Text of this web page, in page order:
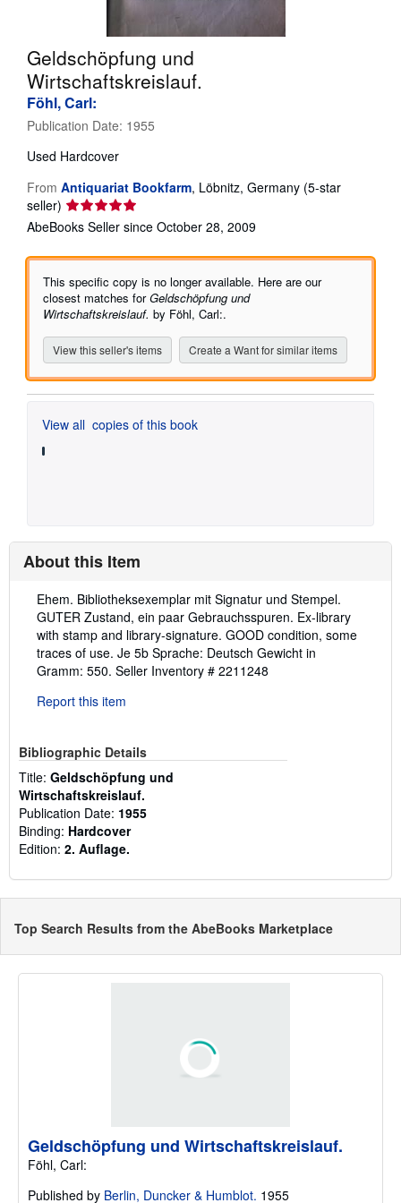
CLOSE
Geldschöpfung und
Wirtschaftskreislauf.
Föhl, Carl:
Publication Date: 1955
Used Hardcover
From Antiquariat Bookfarm, Löbnitz, Germany (5-star
seller) Seller
rating
out
5
stars
AbeBooks Seller since October 28, 2009
This specific copy is no longer available. Here are our
closest matches forGeldschöpfung und
Wirtschaftskreislauf. by Föhl, Carl:.
View this seller's items Create a Want for similar items
View all copies of this book
About this Item
Description:
Ehem. Bibliotheksexemplar mit Signatur und Stempel.
GUTER Zustand, ein paar Gebrauchsspuren. Ex-library
with stamp and library-signature. GOOD condition, some
traces of use. Je 5b Sprache: Deutsch Gewicht in
Gramm: 550. Seller Inventory # 2211248
Report this item
Bibliographic Details
Title: Geldschöpfung und
Wirtschaftskreislauf.
Publication Date: 1955
Binding: Hardcover
Edition: 2. Auflage.
Top Search Results from the AbeBooks Marketplace
Geldschöpfung und Wirtschaftskreislauf.
Föhl, Carl:
Published by Berlin, Duncker & Humblot. 1955